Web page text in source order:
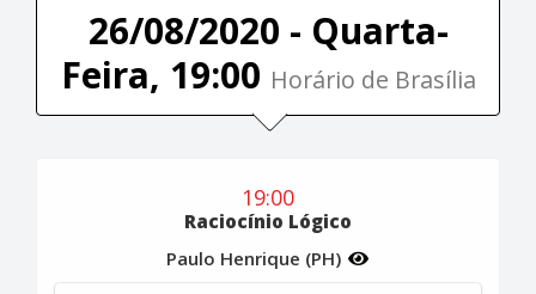
26/08/2020 - Quarta-
Feira, 19:00 Horário de Brasília
19:00
Raciocínio Lógico
Paulo Henrique (PH)